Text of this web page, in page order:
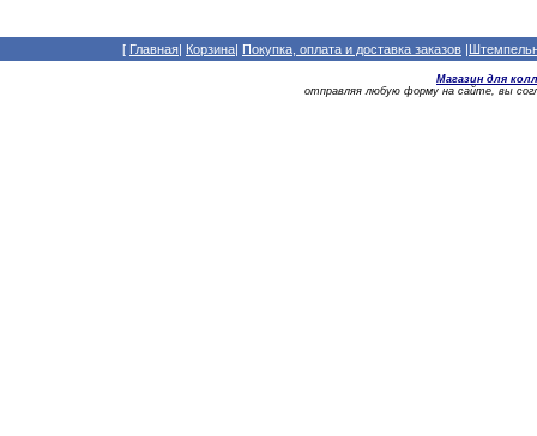
[ Главная| Корзина| Покупка, оплата и доставка заказов |
Магазин для
отправляя любую форму на сайте, вы